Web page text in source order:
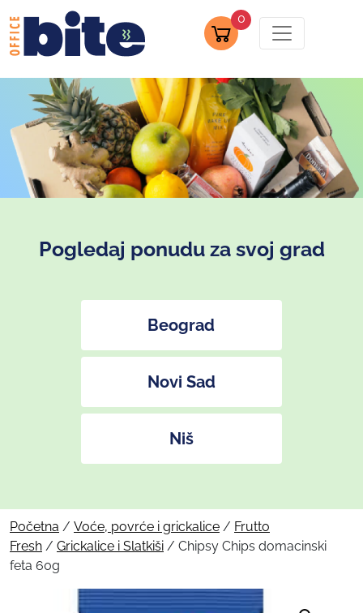
0
Pogledaj ponudu za svoj grad
Beograd
Novi Sad
Niš
Početna / Voće, povrće i grickalice / Frutto
Fresh / Grickalice i Slatkiši / Chipsy Chips domacinski
feta 60g